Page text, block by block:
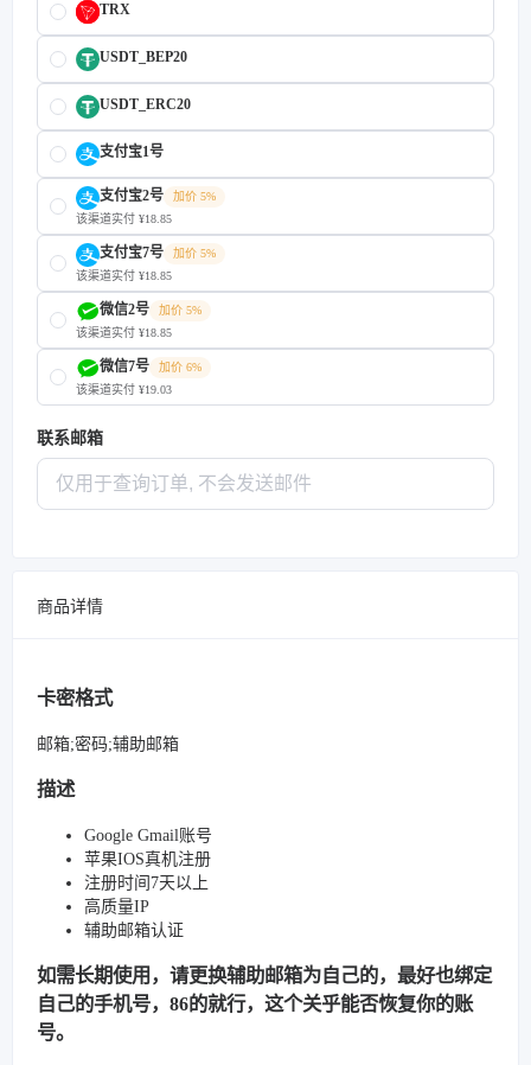
TRX
USDT_BEP20
USDT_ERC20
支付宝1号
支付宝2号
加价 5%
该渠道实付 ¥18.85
支付宝7号
加价 5%
该渠道实付 ¥18.85
微信2号
加价 5%
该渠道实付 ¥18.85
微信7号
加价 6%
该渠道实付 ¥19.03
联系邮箱
商品详情
卡密格式
邮箱;密码;辅助邮箱
描述
Google Gmail账号
苹果IOS真机注册
注册时间7天以上
高质量IP
辅助邮箱认证
如需长期使用，请更换辅助邮箱为自己的，最好也绑定
自己的手机号，86的就行，这个关乎能否恢复你的账
号。